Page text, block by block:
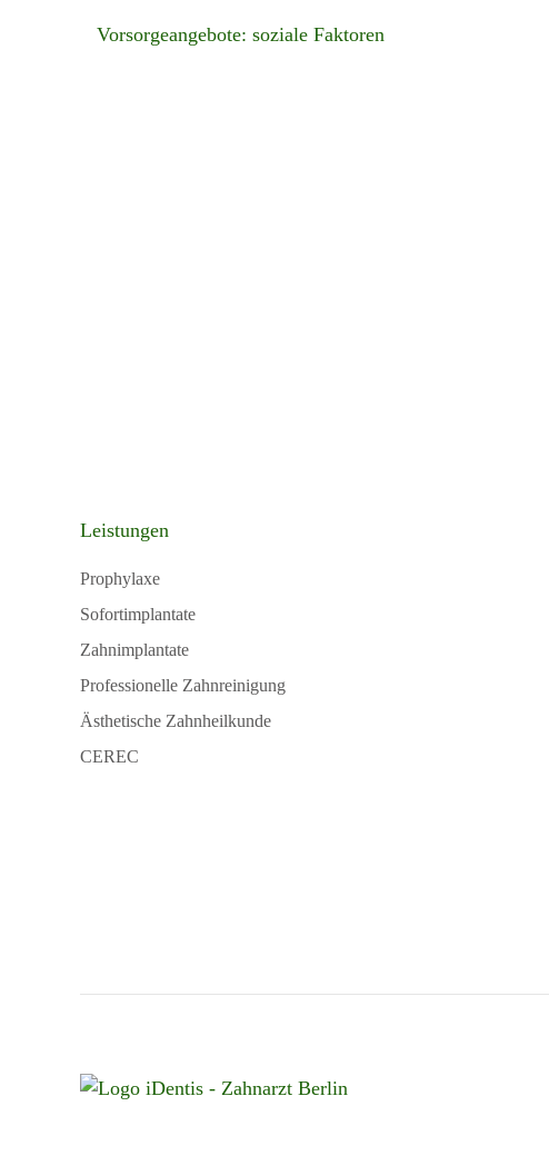
Vorsorgeangebote: soziale Faktoren
Leistungen
Prophylaxe
Sofortimplantate
Zahnimplantate
Professionelle Zahnreinigung
Ästhetische Zahnheilkunde
CEREC